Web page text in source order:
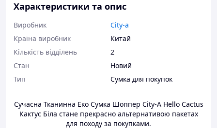
Характеристики та опис
Виробник
City-a
Країна виробник
Китай
Кількість відділень
2
Стан
Новий
Тип
Сумка для покупок
Сучасна Тканинна Еко Сумка Шоппер City-A Hello Cactus
Кактус Біла стане прекрасно альтернативою пакетах
для походу за покупками.